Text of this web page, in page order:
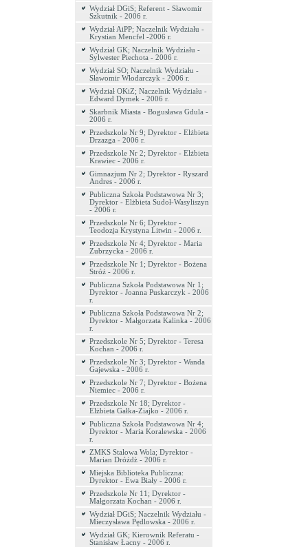
Wydział DGiS; Referent - Sławomir
Szkutnik - 2006 r.
Wydział AiPP; Naczelnik Wydziału -
Krystian Mencfel -2006 r.
Wydział GK; Naczelnik Wydziału -
Sylwester Piechota - 2006 r.
Wydział SO; Naczelnik Wydziału -
Sławomir Włodarczyk - 2006 r.
Wydział OKiZ; Naczelnik Wydziału -
Edward Dymek - 2006 r.
Skarbnik Miasta - Bogusława Gdula -
2006 r.
Przedszkole Nr 9; Dyrektor - Elżbieta
Drzazga - 2006 r.
Przedszkole Nr 2; Dyrektor - Elżbieta
Krawiec - 2006 r.
Gimnazjum Nr 2; Dyrektor - Ryszard
Andres - 2006 r.
Publiczna Szkoła Podstawowa Nr 3;
Dyrektor - Elżbieta Sudoł-Wasyliszyn
- 2006 r.
Przedszkole Nr 6; Dyrektor -
Teodozja Krystyna Litwin - 2006 r.
Przedszkole Nr 4; Dyrektor - Maria
Zubrzycka - 2006 r.
Przedszkole Nr 1; Dyrektor - Bożena
Stróż - 2006 r.
Publiczna Szkoła Podstawowa Nr 1;
Dyrektor - Joanna Puskarczyk - 2006
r.
Publiczna Szkoła Podstawowa Nr 2;
Dyrektor - Małgorzata Kalinka - 2006
r.
Przedszkole Nr 5; Dyrektor - Teresa
Kochan - 2006 r.
Przedszkole Nr 3; Dyrektor - Wanda
Gajewska - 2006 r.
Przedszkole Nr 7; Dyrektor - Bożena
Niemiec - 2006 r.
Przedszkole Nr 18; Dyrektor -
Elżbieta Gałka-Ziajko - 2006 r.
Publiczna Szkoła Podstawowa Nr 4;
Dyrektor - Maria Koralewska - 2006
r.
ZMKS Stalowa Wola; Dyrektor -
Marian Dróżdż - 2006 r.
Miejska Biblioteka Publiczna:
Dyrektor - Ewa Biały - 2006 r.
Przedszkole Nr 11; Dyrektor -
Małgorzata Kochan - 2006 r.
Wydział DGiS; Naczelnik Wydziału -
Mieczysława Pędlowska - 2006 r.
Wydział GK; Kierownik Referatu -
Stanisław Łacny - 2006 r.